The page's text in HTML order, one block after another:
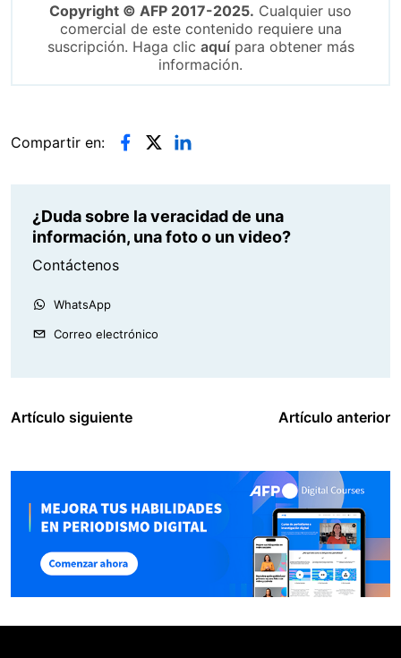
Copyright © AFP 2017-2025. Cualquier uso
comercial de este contenido requiere una
suscripción. Haga clic aquípara obtener más
información.
Compartir en:
¿Duda sobre la veracidad de una
información, una foto o un video?
Contáctenos
WhatsApp
Correo electrónico
Artículo siguiente Artículo anterior